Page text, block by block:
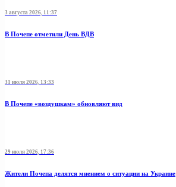
3 августа 2026, 11:37
В Почепе отметили День ВДВ
31 июля 2026, 13:33
В Почепе «воздушкам» обновляют вид
29 июля 2026, 17:36
Жители Почепа делятся мнением о ситуации на Украине